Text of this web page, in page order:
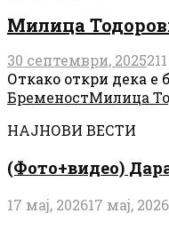
Милица
30 септември, 2025211
Откако откри дека е
БременостМилица
НАЈНОВИ ВЕСТИ
(Фото+видео)
17 мај, 202617 мај, 2026